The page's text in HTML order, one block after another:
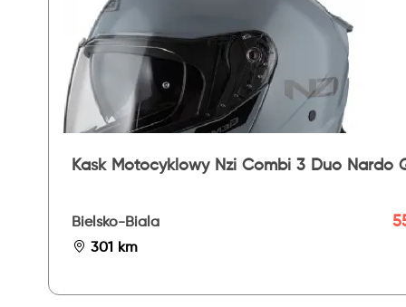
Kask Motocyklowy Nzi Combi 3 Duo Nardo
Bielsko-Biala
301 km